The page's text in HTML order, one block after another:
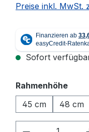
Preise inkl. MwSt.
Sofort
Rahmenhöhe
45 cm
48 cm
Produkt